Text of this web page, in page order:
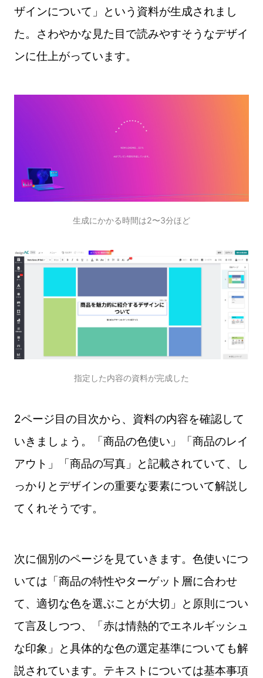
ザインについて」という資料が生成されまし
た。さわやかな見た目で読みやすそうなデザイ
ンに仕上がっています。
生成にかかる時間は2〜3分ほど
指定した内容の資料が完成した
2ページ目の目次から、資料の内容を確認して
いきましょう。「商品の色使い」「商品のレイ
アウト」「商品の写真」と記載されていて、し
っかりとデザインの重要な要素について解説し
てくれそうです。
次に個別のページを見ていきます。色使いにつ
いては「商品の特性やターゲット層に合わせ
て、適切な色を選ぶことが大切」と原則につい
て言及しつつ、「赤は情熱的でエネルギッシュ
な印象」と具体的な色の選定基準についても解
説されています。テキストについては基本事項